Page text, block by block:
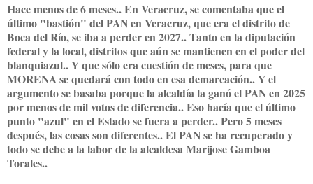
Hace menos de 6 meses.. En Veracruz, se comentaba que el
último "bastión" del PAN en Veracruz, que era el distrito de
Boca del Río, se iba a perder en 2027.. Tanto en la diputación
federal y la local, distritos que aún se mantienen en el poder del
blanquiazul.. Y que sólo era cuestión de meses, para que
MORENA se quedará con todo en esa demarcación.. Y el
argumento se basaba porque la alcaldía la ganó el PAN en 2025
por menos de mil votos de diferencia.. Eso hacía que el último
punto "azul" en el Estado se fuera a perder.. Pero 5 meses
después, las cosas son diferentes.. El PAN se ha recuperado y
todo se debe a la labor de la alcaldesa Marijose Gamboa
Torales..